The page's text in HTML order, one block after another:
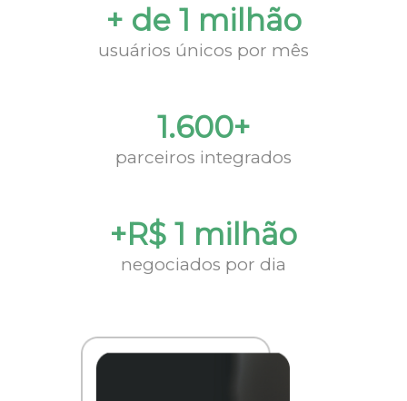
+ de 1 milhão
usuários únicos por mês
1.600+
parceiros integrados
+R$ 1 milhão
negociados por dia